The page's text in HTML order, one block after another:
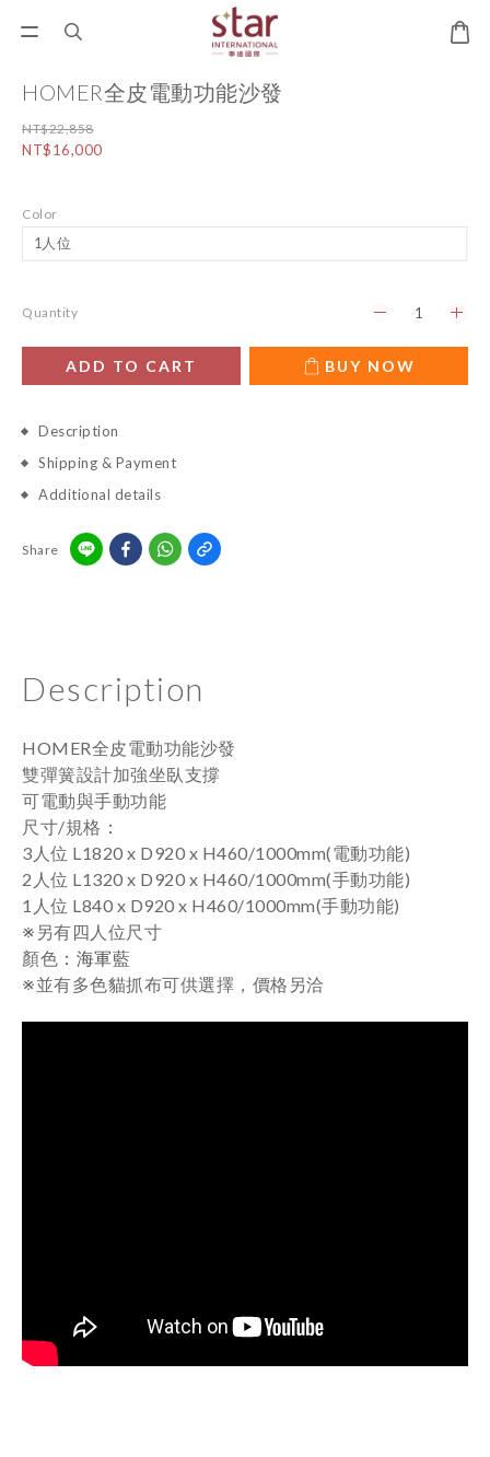
HOMER全皮電動功能沙發
NT$22,858
NT$16,000
Color
Quantity
ADD TO CART BUY NOW
Description
Shipping & Payment
Additional details
Share
Description
HOMER全皮電動功能沙發
雙彈簧設計加強坐臥支撐
可電動與手動功能
尺寸/規格 ：
3人位 L1820 x D920 x H460/1000mm(電動功能)
2人位 L1320 x D920 x H460/1000mm(手動功能)
1人位 L840 x D920 x H460/1000mm(手動功能)
※另有四人位尺寸
顏色 ：海軍藍
※並有多色貓抓布可供選擇，價格另洽